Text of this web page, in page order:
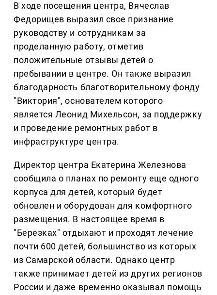
В ходе посещения центра, Вячеслав
Федорищев выразил свое признание
руководству и сотрудникам за
проделанную работу, отметив
положительные отзывы детей о
пребывании в центре. Он также выразил
благодарность благотворительному фонду
"Виктория", основателем которого
является Леонид Михельсон, за поддержку
и проведение ремонтных работ в
инфраструктуре центра.
Директор центра Екатерина Железнова
сообщила о планах по ремонту еще одного
корпуса для детей, который будет
обновлен и оборудован для комфортного
размещения. В настоящее время в
"Березках" отдыхают и проходят лечение
почти 600 детей, большинство из которых
из Самарской области. Однако центр
также принимает детей из других регионов
России и даже временно оказывал помощь